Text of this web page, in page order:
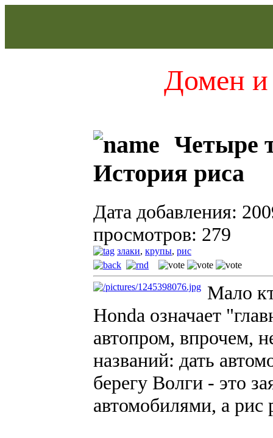
Домен и
Четыре
История риса
Дата добавления:
просмотров: 279
злаки, крупы, рис
Мало
Honda означает
автопром, впрочем,
названий: дать
берегу Волги - это
автомобилями, а рис